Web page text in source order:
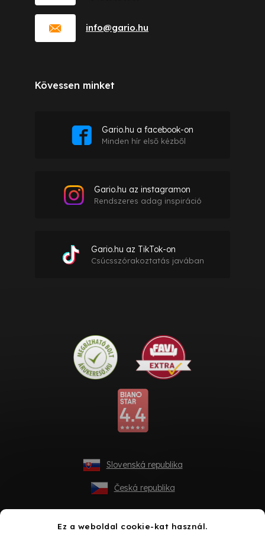
Ez a weboldal cookie-kat használ.
info@gario.hu
Kövessen minket
Gario.hu a facebook-on
Minden hír első kézből
Gario.hu az instagramon
Rendszeres adag inspiráció
Gario.hu az TikTok-on
Csúcsszórakoztatás javában
Slovenská republika
Česká republika